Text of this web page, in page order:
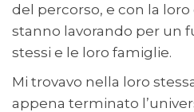
del percorso, e con la
stanno lavorando per un
stessi e le loro famiglie.
Mi trovavo nella loro
appena terminato